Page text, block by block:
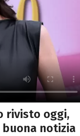
rivisto oggi,
buona notizia